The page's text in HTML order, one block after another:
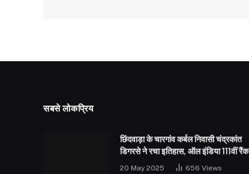
सबसे लोकप्रिय
छिंदवाड़ा के चारगांव कर्बल निवासी चंद्रकांत
डिगरसे ने रचा इतिहास, ऑल इंडिया 111वीं रैंक
20 May 2025 656 Views